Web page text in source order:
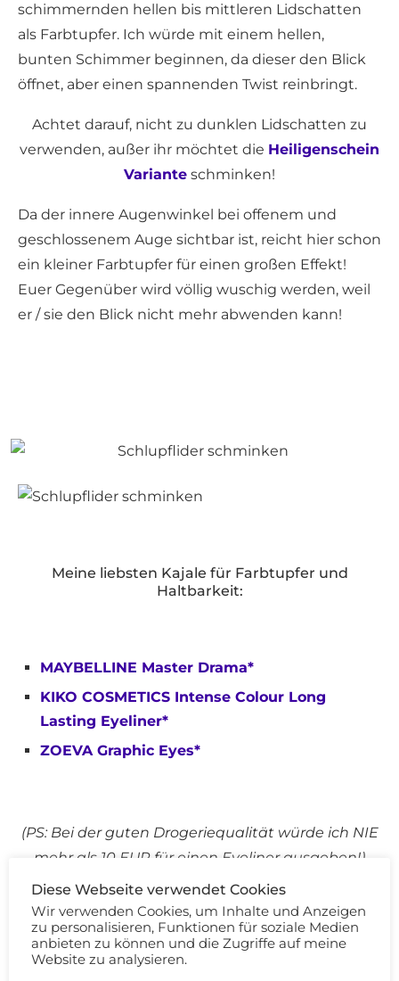
schimmernden hellen bis mittleren Lidschatten
als Farbtupfer. Ich würde mit einem hellen,
bunten Schimmer beginnen, da dieser den Blick
öffnet, aber einen spannenden Twist reinbringt.
Achtet darauf, nicht zu dunklen Lidschatten zu
verwenden, außer ihr möchtet die Heiligenschein
Variante schminken!
Da der innere Augenwinkel bei offenem und
geschlossenem Auge sichtbar ist, reicht hier schon
ein kleiner Farbtupfer für einen großen Effekt!
Euer Gegenüber wird völlig wuschig werden, weil
er / sie den Blick nicht mehr abwenden kann!
Meine liebsten Kajale für Farbtupfer und
Haltbarkeit:
MAYBELLINE Master Drama*
KIKO COSMETICS Intense Colour Long
Lasting Eyeliner*
ZOEVA Graphic Eyes*
(PS: Bei der guten Drogeriequalität würde ich NIE
mehr als 10 EUR für einen Eyeliner ausgeben!)
Diese Webseite verwendet Cookies
Wir verwenden Cookies, um Inhalte und Anzeigen
zu personalisieren, Funktionen für soziale Medien
anbieten zu können und die Zugriffe auf meine
Website zu analysieren.